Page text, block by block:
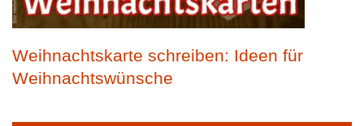
Weihnachtskarte schreiben: Ideen für
Weihnachtswünsche